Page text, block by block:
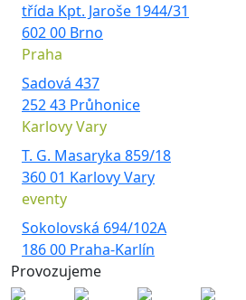
třída Kpt. Jaroše 1944/31
602 00 Brno
Praha
Sadová 437
252 43 Průhonice
Karlovy Vary
T. G. Masaryka 859/18
360 01 Karlovy Vary
eventy
Sokolovská 694/102A
186 00 Praha-Karlín
Provozujeme